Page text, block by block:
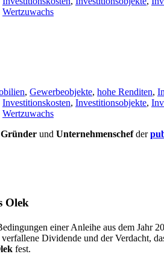
Wertzuwachs
, Gewerbeobjekte, hohe Renditen,
Investitionskosten, Investitionsobjekte,
Wertzuwachs
Gründer und Unternehmenschefder
Olek
einer Anleihe aus dem Jahr
verfallene Dividende und der Verdacht,
fest.